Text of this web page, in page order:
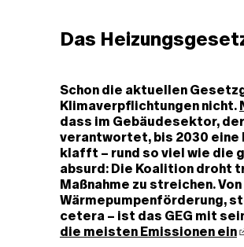
Das
Schon die aktuellen
Klimaverpflichtungen nicht.
dass im Gebäudesektor,
verantwortet, bis 2030 eine
klafft – rund so viel wie die
absurd: Die Koalition droht
Maßnahme zu streichen.
Wärmepumpenförderung,
cetera – ist das GEG mit
die meisten Emissionen ein